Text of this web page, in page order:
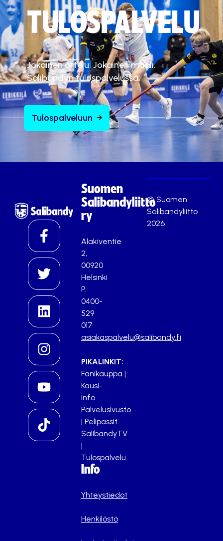
TULOSPALVELU
Jokainen ottelu. Jokainen maali.
Salibandyn tulospalvelussa.
Tulospalveluun
Suomen
Salibandyliitto
ry
Alakiventie
2,
00920
Helsinki
P.
0400-
529
017
asiakaspalvelu@salibandy.fi
PIKALINKIT:
Fanikauppa |
Kausi-
info
Palvelusivusto
| Pelipassit
SalibandyTV
|
Tulospalvelu
Info
Yhteystiedot
Henkilöstö
© Suomen
Salibandyliitto
2026